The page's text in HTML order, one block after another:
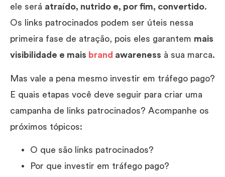
ele será atraído, nutrido e, por fim, convertido.
Os links patrocinados podem ser úteis nessa
primeira fase de atração, pois eles garantem mais
visibilidade e mais brand awareness à sua marca.
Mas vale a pena mesmo investir em tráfego pago?
E quais etapas você deve seguir para criar uma
campanha de links patrocinados? Acompanhe os
próximos tópicos:
O que são links patrocinados?
Por que investir em tráfego pago?